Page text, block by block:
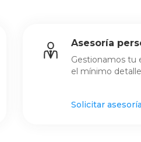
Asesoría
Gestionamos tu
el mínimo
Solicitar